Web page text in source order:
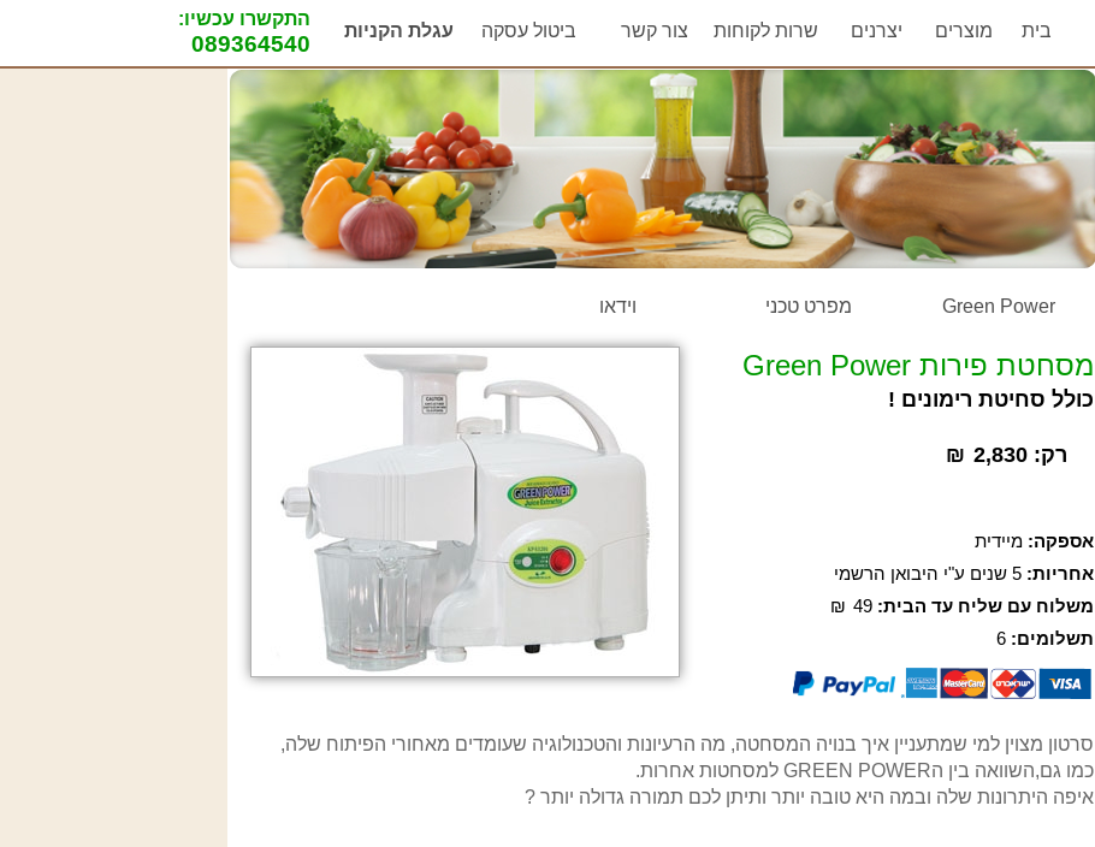
התקשרו עכשיו:
089364540 עגלת הקניות ביטול עסקה צור קשר שרות לקוחות יצרנים מוצרים בית
Green Power מפרט טכני וידאו
מסחטת פירות Green Power
כולל סחיטת רימונים !
רק: 2,830
₪
אספקה: מיידית
אחריות: 5 שנים ע"י היבואן הרשמי
משלוח עם שליח עד הבית: 49
₪
תשלומים: 6
סרטון מצוין למי שמתעניין איך בנויה המסחטה, מה הרעיונות והטכנולוגיה שעומדים מאחורי הפיתוח שלה,
כמו גם,השוואה בין הGREEN POWER למסחטות אחרות.
איפה היתרונות שלה ובמה היא טובה יותר ותיתן לכם תמורה גדולה יותר ?